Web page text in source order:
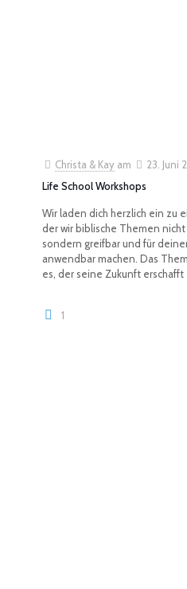
Christa & Kay am
23. Juni
Life School Workshops
Wir laden dich herzlich ein zu
der wir biblische Themen nicht
sondern greifbar und für
anwendbar machen. Das
es, der seine Zukunft erschafft
1